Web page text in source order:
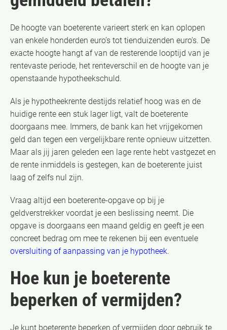
De hoogte van boeterente varieert sterk en kan oplopen
van enkele honderden euro’s tot tienduizenden euro’s. De
exacte hoogte hangt af van de resterende looptijd van je
rentevaste periode, het renteverschil en de hoogte van je
openstaande hypotheekschuld.
Als je hypotheekrente destijds relatief hoog was en de
huidige rente een stuk lager ligt, valt de boeterente
doorgaans mee. Immers, de bank kan het vrijgekomen
geld dan tegen een vergelijkbare rente opnieuw uitzetten.
Maar als jij jaren geleden een lage rente hebt vastgezet en
de rente inmiddels is gestegen, kan de boeterente juist
laag of zelfs nul zijn.
Vraag altijd een boeterente-opgave op bij je
geldverstrekker voordat je een beslissing neemt. Die
opgave is doorgaans een maand geldig en geeft je een
concreet bedrag om mee te rekenen bij een eventuele
oversluiting of aanpassing van je hypotheek.
Hoe kun je boeterente
beperken of vermijden?
Je kunt boeterente beperken of vermijden door gebruik te